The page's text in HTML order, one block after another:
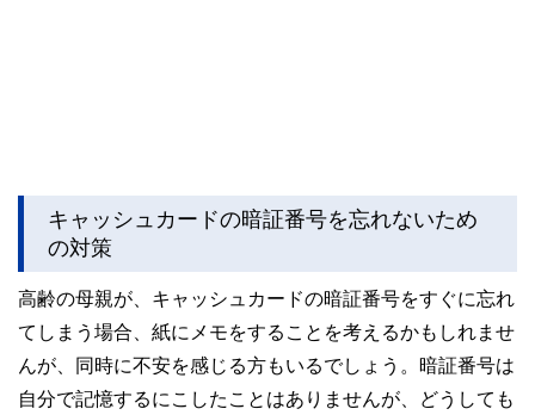
キャッシュカードの暗証番号を忘れないため
の対策
高齢の母親が、キャッシュカードの暗証番号をすぐに忘れ
てしまう場合、紙にメモをすることを考えるかもしれませ
んが、同時に不安を感じる方もいるでしょう。暗証番号は
自分で記憶するにこしたことはありませんが、どうしても